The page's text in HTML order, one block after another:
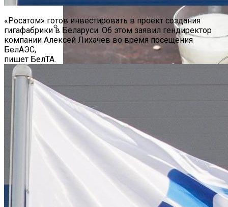
Около 26 Млн Поездок В День: Uber
Наконец-То Заработала В 2023 Году
Как Грамотно Начать Карьеру
Молодым Специалистам
Hyundai Santa Fe: Мощное Сочетание
Традиций И Новаций При Расходе 6 Л
На «сотню»
Безлактозное Молоко — Обычное
Молоко Или Хорошая Альтернатива?
«Росатом» готов инвестировать в проект создания
гигафабрики в Беларуси. Об этом заявил гендиректор
компании Алексей Лихачев во время посещения
БелАЭС,
пишет БелТА.